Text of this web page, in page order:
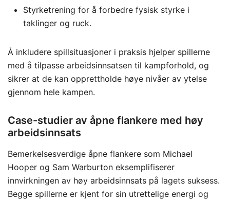
Styrketrening for å forbedre fysisk styrke i
taklinger og ruck.
Å inkludere spillsituasjoner i praksis hjelper spillerne
med å tilpasse arbeidsinnsatsen til kampforhold, og
sikrer at de kan opprettholde høye nivåer av ytelse
gjennom hele kampen.
Case-studier av åpne flankere med høy
arbeidsinnsats
Bemerkelsesverdige åpne flankere som Michael
Hooper og Sam Warburton eksemplifiserer
innvirkningen av høy arbeidsinnsats på lagets suksess.
Begge spillerne er kjent for sin utrettelige energi og